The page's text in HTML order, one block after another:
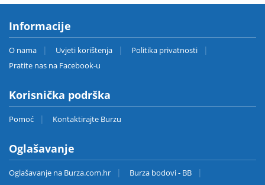
Informacije
O nama Uvjeti korištenja
Politika privatnosti
Pratite nas na Facebook-u
Korisnička podrška
Pomoć Kontaktirajte Burzu
Oglašavanje
Oglašavanje na Burza.com.hr
Burza bodovi - BB